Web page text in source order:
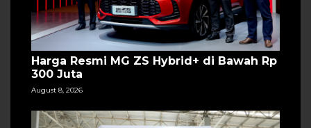
Harga Resmi MG ZS Hybrid+ di Bawah Rp
300 Juta
August 8, 2026